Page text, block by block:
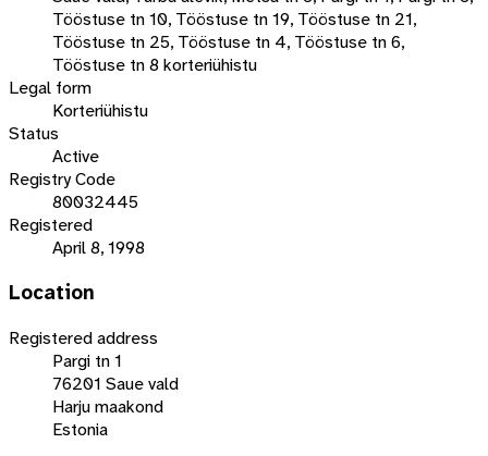
Tööstuse tn 10, Tööstuse tn 19, Tööstuse tn 21,
Tööstuse tn 25, Tööstuse tn 4, Tööstuse tn 6,
Tööstuse tn 8 korteriühistu
Legal form
Korteriühistu
Status
Active
Registry Code
80032445
Registered
April 8, 1998
Location
Registered address
Pargi tn 1
76201 Saue vald
Harju maakond
Estonia